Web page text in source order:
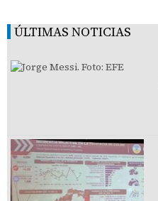
ÚLTIMAS NOTICIAS